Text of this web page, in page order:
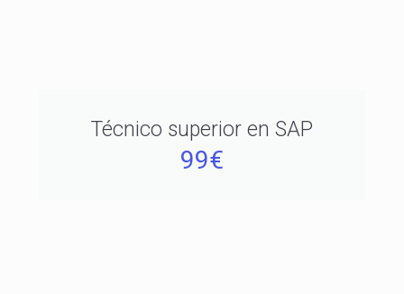
Técnico superior en SAP
99€